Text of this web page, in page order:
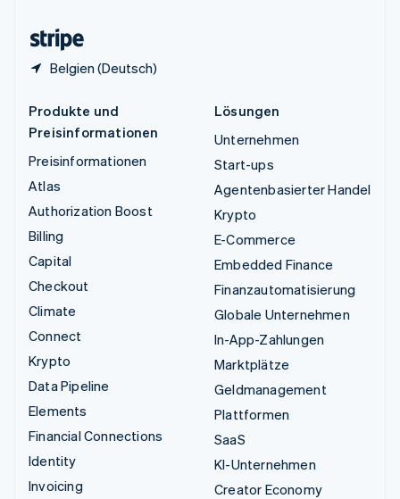
Belgien (Deutsch)
Produkte und
Preisinformationen
Preisinformationen
Atlas
Authorization Boost
Billing
Capital
Checkout
Climate
Connect
Krypto
Data Pipeline
Elements
Financial Connections
Identity
Invoicing
Lösungen
Unternehmen
Start-ups
Agentenbasierter Handel
Krypto
E-Commerce
Embedded Finance
Finanzautomatisierung
Globale Unternehmen
In-App-Zahlungen
Marktplätze
Geldmanagement
Plattformen
SaaS
KI-Unternehmen
Creator Economy